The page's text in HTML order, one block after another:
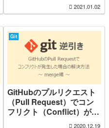
Terminal + PowerToys)
2021.01.02
Git
GitHubのプルリクエスト
（Pull Request）でコン
フリクト（Conflict）が発
生した場合の解決方法 ～
2020.12.19